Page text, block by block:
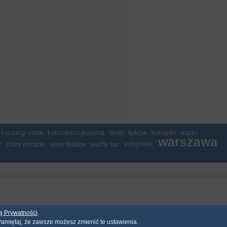
koczargi stare konstancin-jeziorna laski lipków łomianki
marki
stara iwiczna stare babice suchy las sulejówek warszawa
by� u�yta do innej publikacji oraz przechowywana w jakiejkolwiek bazie danych
Prywatności.
że zawsze możesz zmienić te ustawienia.